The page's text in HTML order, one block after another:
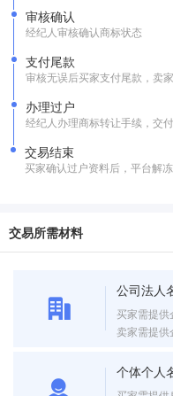
审核确认
经纪人审核确认商标状态
支付尾款
审核无误后买家支付尾款，卖
办理过户
经纪人办理商标转让手续，交
交易结束
买家确认过户资料后，平台解
交易所需材料
公司法人
买家需提供
卖家需提供
个体个人